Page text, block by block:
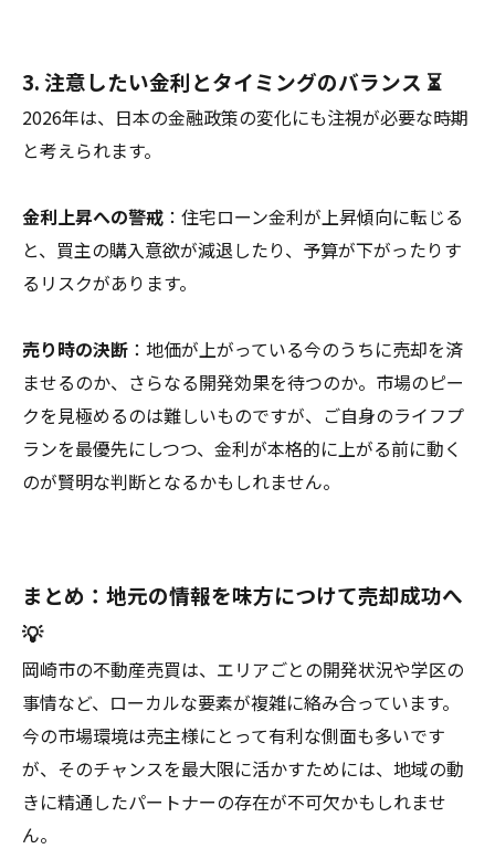
3. 注意したい金利とタイミングのバランス ⏳
2026年は、日本の金融政策の変化にも注視が必要な時期
と考えられます。
金利上昇への警戒 ：住宅ローン金利が上昇傾向に転じる
と、買主の購入意欲が減退したり、予算が下がったりす
るリスクがあります。
売り時の決断 ：地価が上がっている今のうちに売却を済
ませるのか、さらなる開発効果を待つのか。市場のピー
クを見極めるのは難しいものですが、ご自身のライフプ
ランを最優先にしつつ、金利が本格的に上がる前に動く
のが賢明な判断となるかもしれません。
まとめ：地元の情報を味方につけて売却成功へ
💡
岡崎市の不動産売買は、エリアごとの開発状況や学区の
事情など、ローカルな要素が複雑に絡み合っています。
今の市場環境は売主様にとって有利な側面も多いです
が、そのチャンスを最大限に活かすためには、地域の動
きに精通したパートナーの存在が不可欠かもしれませ
ん。